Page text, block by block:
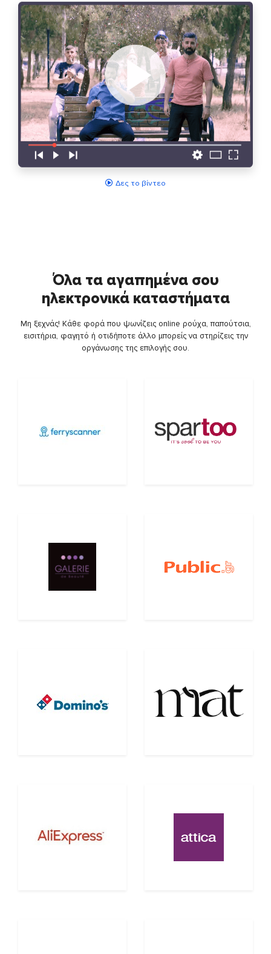
Δες το βίντεο
Όλα τα αγαπημένα σου
ηλεκτρονικά καταστήματα
Μη ξεχνάς! Κάθε φορά που ψωνίζεις online ρούχα, παπούτσια,
εισιτήρια, φαγητό ή οτιδήποτε άλλο μπορείς να στηρίζεις την
οργάνωσης της επιλογής σου.